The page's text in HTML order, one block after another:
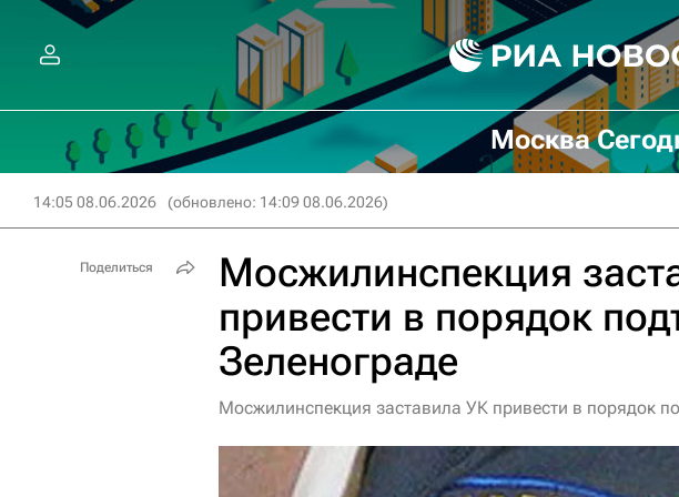
Москва
14:05 08.06.2026 (обновлено: 14:09 08.06.2026)
Мосжилинспекция
привести в порядок
Зеленограде
Мосжилинспекция заставила УК привести в порядок
Поделиться